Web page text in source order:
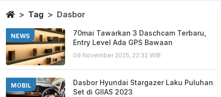
Dasbor
Berita Terbaru
HomeTag Dasbor
NEWS
70mai Tawarkan 3 Daschcam Terbaru,
Entry Level Ada GPS Bawaan
09 November 2025, 22:32 WIB
MOBIL
Dasbor Hyundai Stargazer Laku Puluhan
Set di GIIAS 2023